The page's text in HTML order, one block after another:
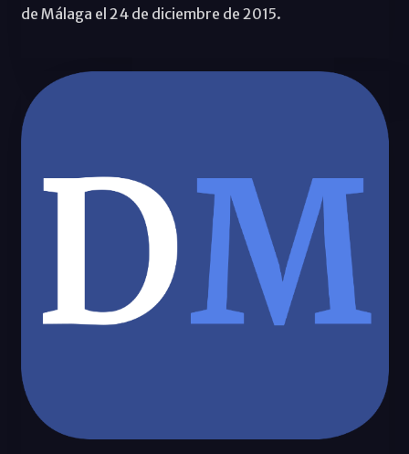
de Málaga el 24 de diciembre de 2015.